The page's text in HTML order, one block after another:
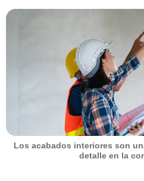
Los acabados interiores son
detalle en la